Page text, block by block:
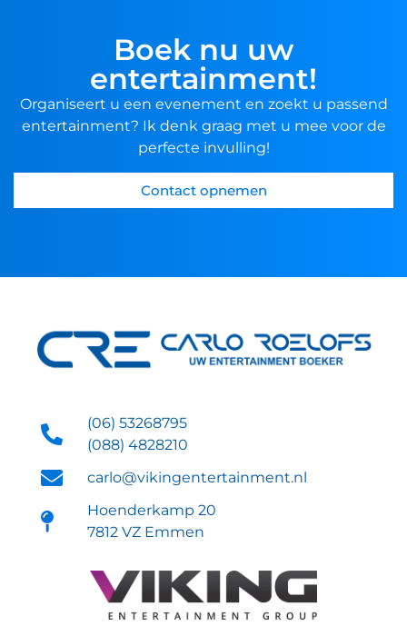
Boek nu uw
entertainment!
Organiseert u een evenement en zoekt u passend
entertainment? Ik denk graag met u mee voor de
perfecte invulling!
Contact opnemen
(06) 53268795
(088) 4828210
carlo@vikingentertainment.nl
Hoenderkamp 20
7812 VZ Emmen